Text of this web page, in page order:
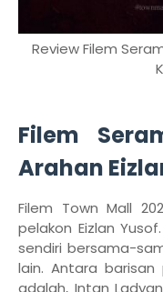
Review Filem
Filem
Arahan
Filem Town Mall
pelakon Eizlan
sendiri bersama-
lain. Antara
adalah, Intan